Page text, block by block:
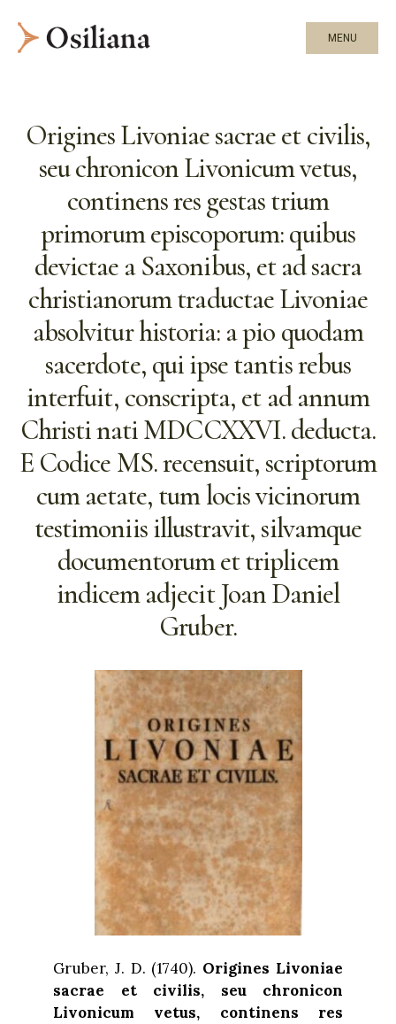
MENU
Origines Livoniae sacrae et civilis,
seu chronicon Livonicum vetus,
continens res gestas trium
primorum episcoporum: quibus
devictae a Saxonibus, et ad sacra
christianorum traductae Livoniae
absolvitur historia: a pio quodam
sacerdote, qui ipse tantis rebus
interfuit, conscripta, et ad annum
Christi nati MDCCXXVI. deducta.
E Codice MS. recensuit, scriptorum
cum aetate, tum locis vicinorum
testimoniis illustravit, silvamque
documentorum et triplicem
indicem adjecit Joan Daniel
Gruber.
Gruber, J. D. (1740). Origines Livoniae
sacrae et civilis, seu chronicon
Livonicum vetus, continens res